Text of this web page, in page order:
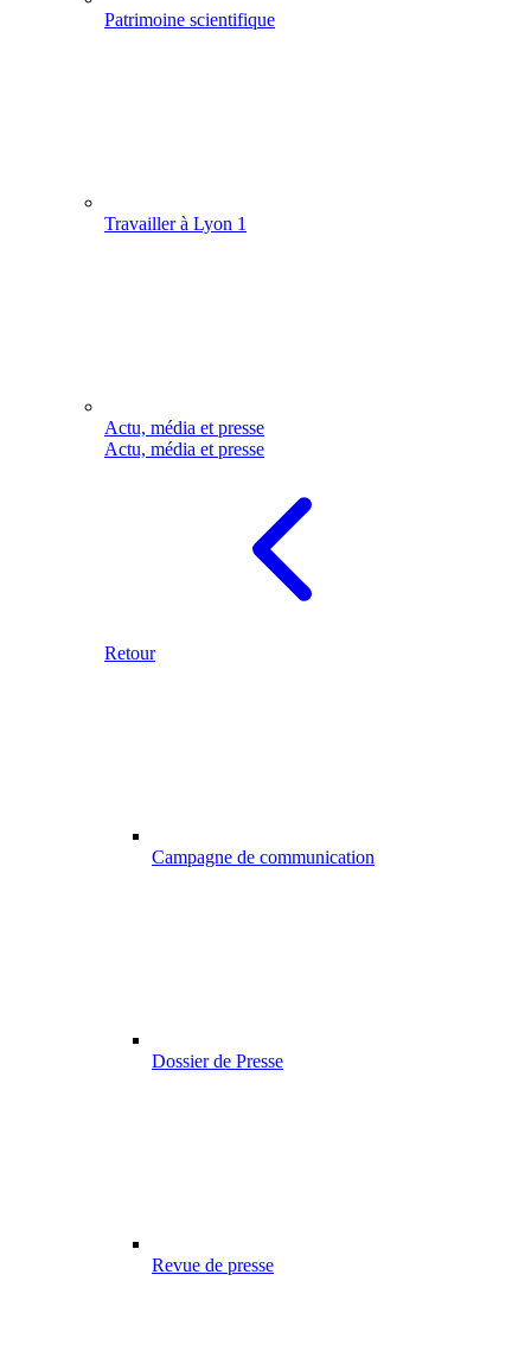
Patrimoine scientifique
Travailler à Lyon 1
Actu, média et presse
Actu, média et presse
Retour
Campagne de communication
Dossier de Presse
Revue de presse